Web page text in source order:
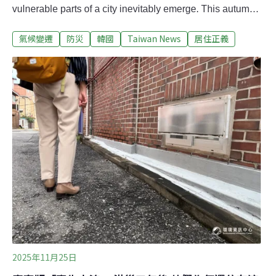
vulnerable parts of a city inevitably emerge. This autumn,
traveled through Taiwan and Seoul, South Korea, to
created the first line of defense in their everyday lives. ​
Taiwan's Lesson: Communit
氣候變遷 防災 韓國 Taiwan News 居住正義
2025年11月25日